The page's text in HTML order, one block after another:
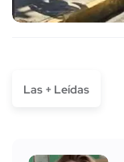
Las + Leídas